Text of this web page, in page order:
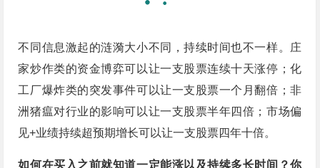
不同信息激起的涟漪大小不同，持续时间也不一样。庄
家炒作类的资金博弈可以让一支股票连续十天涨停；化
工厂爆炸类的突发事件可以让一支股票一个月翻倍；非
洲猪瘟对行业的影响可以让一支股票半年四倍；市场偏
见+业绩持续超预期增长可以让一支股票四年十倍。
如何在买入之前就知道一定能涨以及持续多长时间？你